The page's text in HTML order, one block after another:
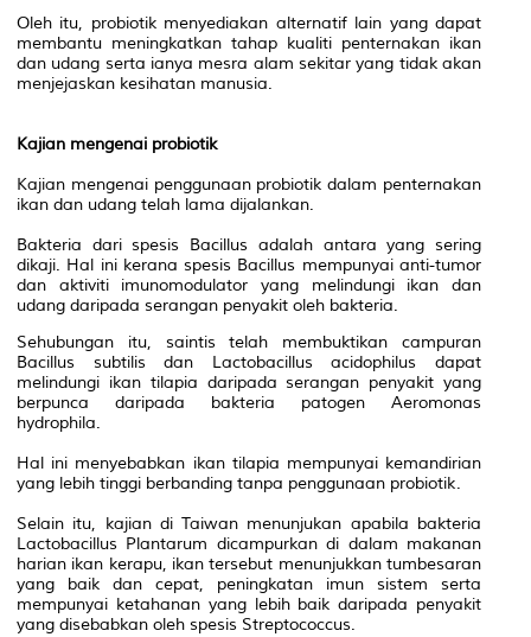
Oleh itu, probiotik menyediakan alternatif lain yang dapat
membantu meningkatkan tahap kualiti penternakan ikan
dan udang serta ianya mesra alam sekitar yang tidak akan
menjejaskan kesihatan manusia.
Kajian mengenai probiotik
Kajian mengenai penggunaan probiotik dalam penternakan
ikan dan udang telah lama dijalankan.
Bakteria dari spesis Bacillus adalah antara yang sering
dikaji. Hal ini kerana spesis Bacillus mempunyai anti-tumor
dan aktiviti imunomodulator yang melindungi ikan dan
udang daripada serangan penyakit oleh bakteria.
Sehubungan itu, saintis telah membuktikan campuran
Bacillus subtilis dan Lactobacillus acidophilus dapat
melindungi ikan tilapia daripada serangan penyakit yang
berpunca daripada bakteria patogen Aeromonas
hydrophila.
Hal ini menyebabkan ikan tilapia mempunyai kemandirian
yang lebih tinggi berbanding tanpa penggunaan probiotik.
Selain itu, kajian di Taiwan menunjukan apabila bakteria
Lactobacillus Plantarum dicampurkan di dalam makanan
harian ikan kerapu, ikan tersebut menunjukkan tumbesaran
yang baik dan cepat, peningkatan imun sistem serta
mempunyai ketahanan yang lebih baik daripada penyakit
yang disebabkan oleh spesis Streptococcus.